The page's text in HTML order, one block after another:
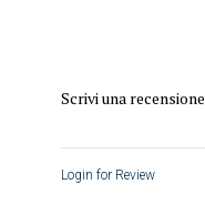
Scrivi una recensione
Login for Review